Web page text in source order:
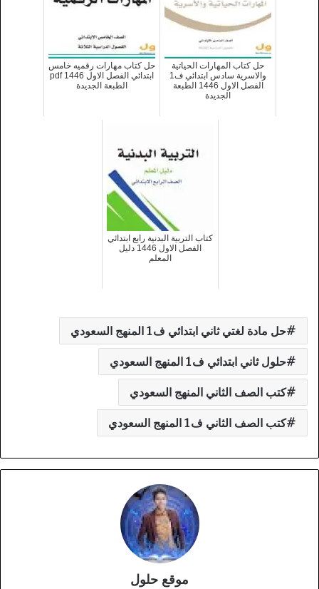
حل كتاب المهارات الحياتية
والاسرية سادس ابتدائي ف1
الفصل الاول 1446 الطبعة
الجديدة
حل كتاب مهارات رقميه خامس
ابتدائي الفصل الاول 1446 pdf
الطبعة الجديدة
كتاب التربية البدنية رابع ابتدائي
الفصل الاول 1446 دليل
المعلم
حل مادة لغتي ثاني ابتدائي ف1 المنهج السعودي
حلول ثاني ابتدائي ف1 المنهج السعودي
كتب الصف الثاني المنهج السعودي
كتب الصف الثاني ف1 المنهج السعودي
موقع حلول